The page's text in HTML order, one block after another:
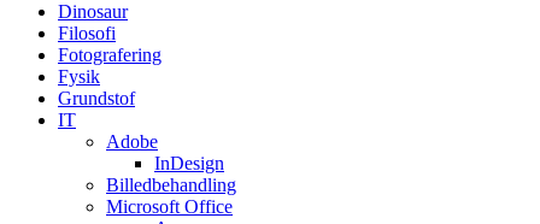
Dinosaur
Filosofi
Fotografering
Fysik
Grundstof
IT
Adobe
InDesign
Billedbehandling
Microsoft Office